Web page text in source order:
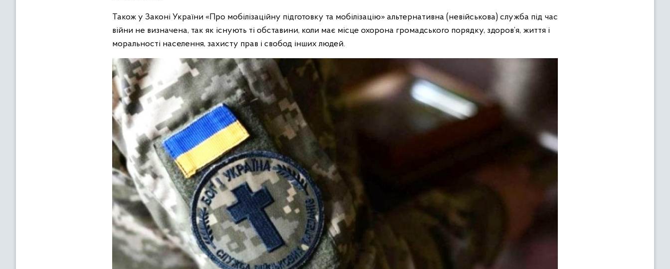
Також у Законі України «Про мобілізаційну підготовку та мобілізацію» альтернативна (невійськова) служба під час
війни не визначена, так як існують ті обставини, коли має місце охорона громадського порядку, здоров’я, життя і
моральності населення, захисту прав і свобод інших людей.